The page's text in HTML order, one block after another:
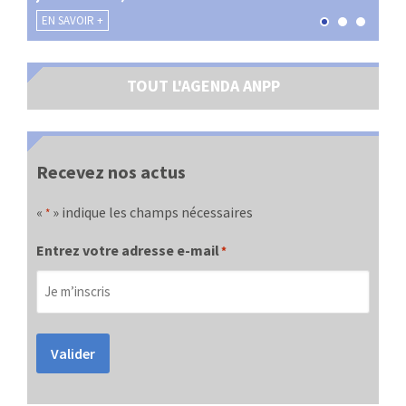
EN SAVOIR +
TOUT L'AGENDA ANPP
Recevez nos actus
« * » indique les champs nécessaires
Entrez votre adresse e-mail*
Valider